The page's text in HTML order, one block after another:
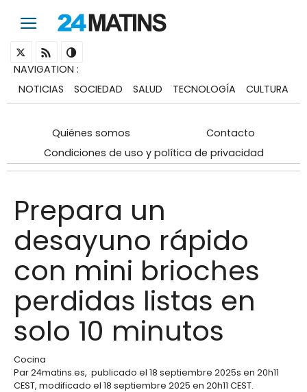
NAVIGATION :
NOTICIAS
SOCIEDAD SALUD TECNOLOGÍA CULTURA
Quiénes somos
Contacto
Condiciones de uso y política de privacidad
Prepara un
desayuno rápido
con mini brioches
perdidas listas en
solo 10 minutos
Cocina
Par24matins.es, publicado el 18 septiembre 2025s en 20h11
CEST, modificado el 18 septiembre 2025 en 20h11 CEST.